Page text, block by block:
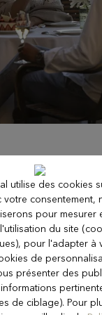
:
+33 (0)4 50 26 50
notre
utilise des cookies
votre consentement,
pour mesurer
du site
pour l'adapter à
de
présenter des
de ciblage). Pour